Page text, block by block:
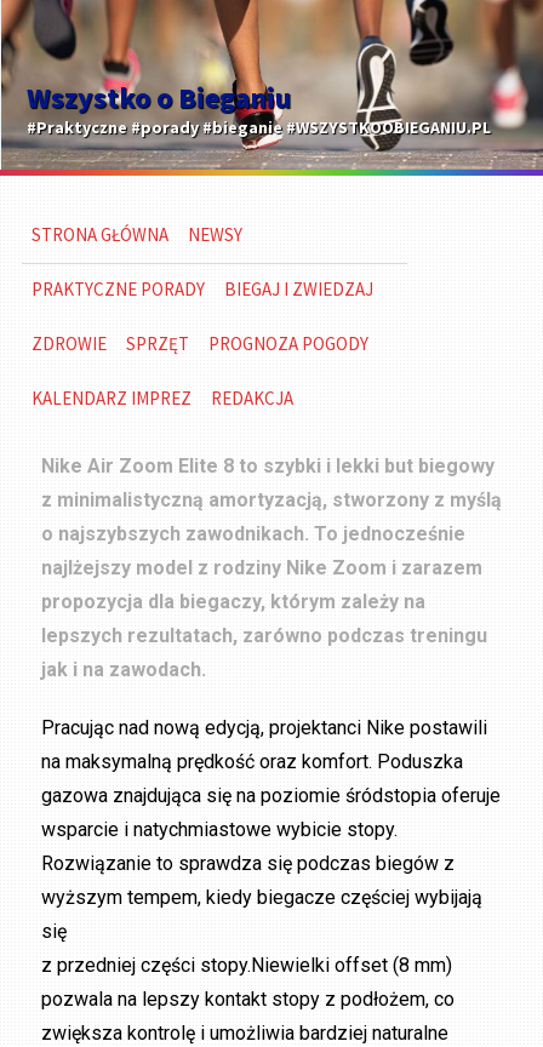
Wszystko o Bieganiu
#Praktyczne #porady #bieganie #WSZYSTKOOBIEGANIU.PL
STRONA GŁÓWNA NEWSY
PRAKTYCZNE PORADY BIEGAJ I ZWIEDZAJ
ZDROWIE SPRZĘT PROGNOZA POGODY
KALENDARZ IMPREZ REDAKCJA
Nike Air Zoom Elite 8 to szybki i lekki but biegowy
z minimalistyczną amortyzacją, stworzony z myślą
o najszybszych zawodnikach. To jednocześnie
najlżejszy model z rodziny Nike Zoom i zarazem
propozycja dla biegaczy, którym zależy na
lepszych rezultatach, zarówno podczas treningu
jak i na zawodach.
Pracując nad nową edycją, projektanci Nike postawili
na maksymalną prędkość oraz komfort. Poduszka
gazowa znajdująca się na poziomie śródstopia oferuje
wsparcie i natychmiastowe wybicie stopy.
Rozwiązanie to sprawdza się podczas biegów z
wyższym tempem, kiedy biegacze częściej wybijają
się
z przedniej części stopy.Niewielki offset (8 mm)
pozwala na lepszy kontakt stopy z podłożem, co
zwiększa kontrolę i umożliwia bardziej naturalne